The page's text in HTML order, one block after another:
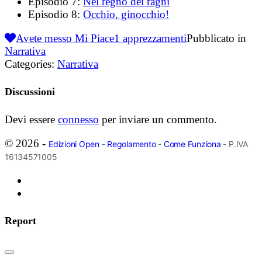
Episodio 8: Occhio, ginocchio!
Avete messo Mi Piace1 apprezzamentiPubblicato in
Narrativa
Categories: Narrativa
Discussioni
Devi essere connesso per inviare un commento.
© 2026 - Edizioni Open- Regolamento- Come Funziona - P.IVA
16134571005
Report